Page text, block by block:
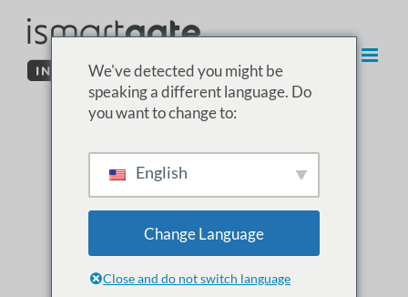
treści
03. Instalacja
ismartgate w
bramie
We've detected you might be
speaking a different language. Do
you want to change to:
English
Change Language
Close and do not switch language